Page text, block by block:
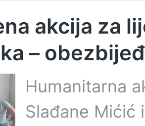
akcija za
–
Humanitarna
Slađane Mićić